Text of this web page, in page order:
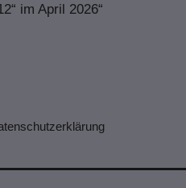
im April 2026“